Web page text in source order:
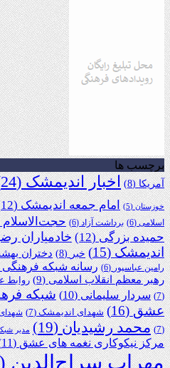
برچسب ها
آمریکا(8) اخبار اندیمشک(24)
خوزستان(5) امام جمعه اندیمشک(12)
اسلامی(6) برداشت آزاد(6)
حمیده بزرگی(12) خادمیاران
اندیمشک(15) خبر(8) دختران
رامین عباسپور(6) رسانه شبکه
رهبر معظم انقلاب اسلامی(9)
روابط
(7)
سردار سلیمانی(10)
شبکه
عشق(16) شهدای اندیمشک(7)
(7)
محمد رشیدیان(19) مدیر
مرکز نیکوکاری نغمه های عشق(11)
مهراب سراج‌الدین